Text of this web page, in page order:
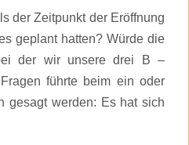
der Zeitpunkt der Eröffnung
geplant hatten? Würde die
der wir unsere drei B –
führte beim ein oder
gesagt werden: Es hat sich